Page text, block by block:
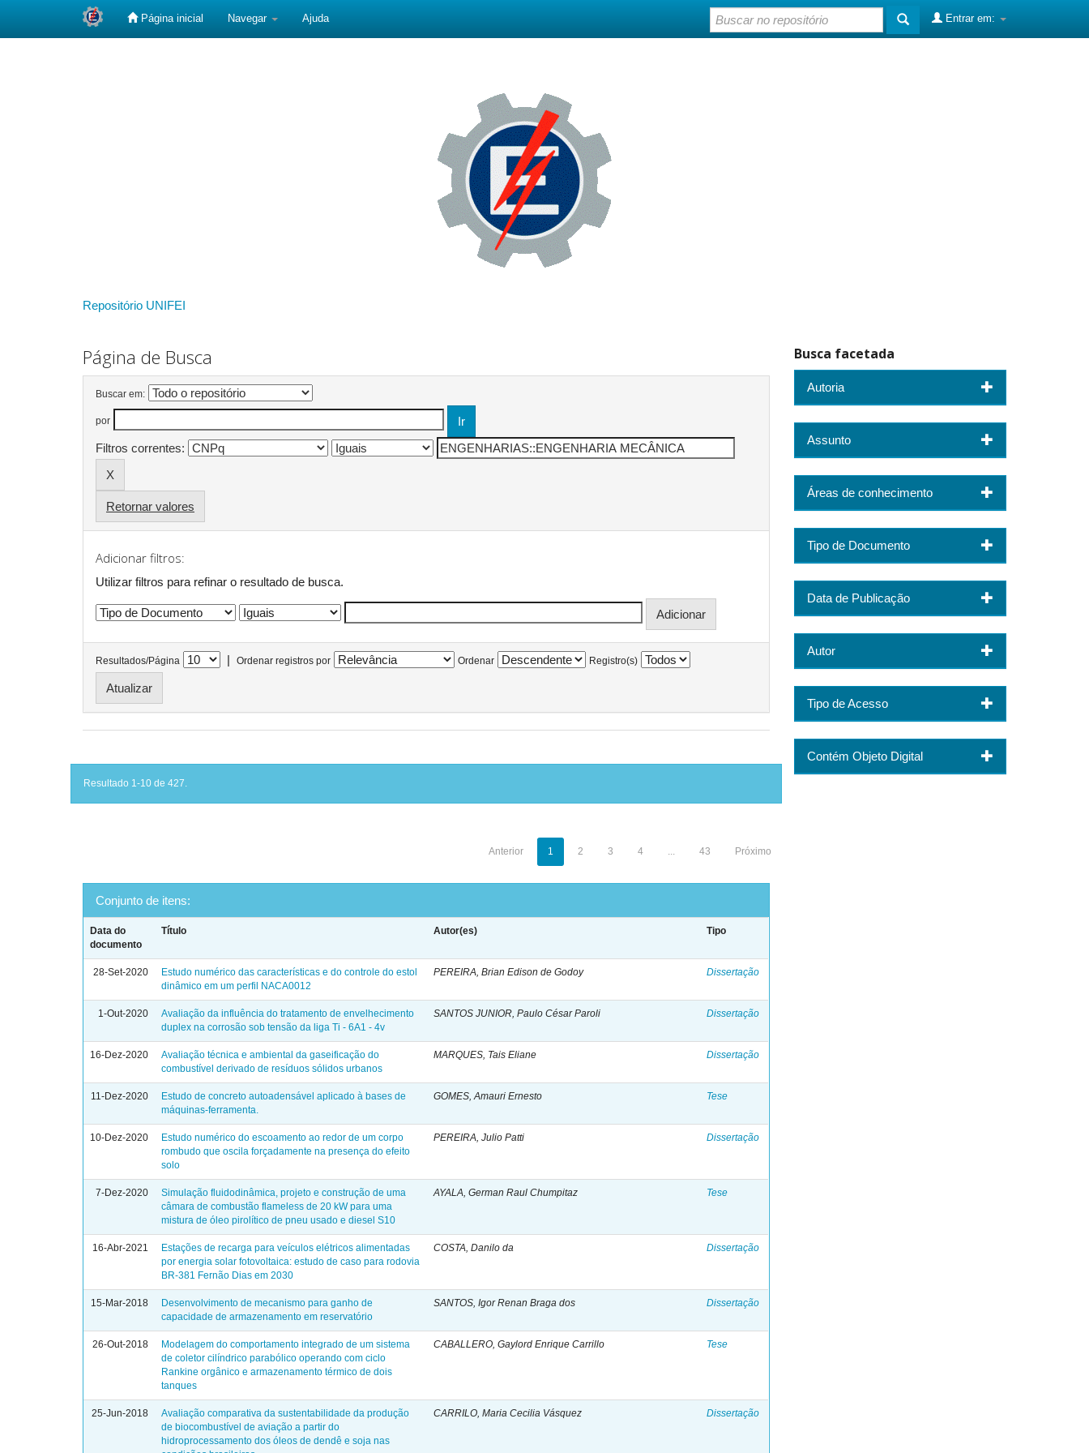
Página inicial Navegar Ajuda Entrar em:
Repositório UNIFEI
Página de Busca
Buscar em:
por
Filtros correntes:
Retornar valores
Adicionar filtros:
Utilizar filtros para refinar o resultado de busca.
Resultados/Página | Ordenar registros por Ordenar Registro(s)
Resultado 1-10 de 427.
Anterior 1 2 3 4 ... 43 Próximo
Conjunto de itens:
Data do
documento
Título Autor(es) Tipo
28-Set-2020
Estudo numérico das características e do controle do estol
dinâmico em um perfil NACA0012
PEREIRA, Brian Edison de Godoy Dissertação
1-Out-2020
Avaliação da influência do tratamento de envelhecimento
duplex na corrosão sob tensão da liga Ti - 6A1 - 4v
SANTOS JUNIOR, Paulo César Paroli Dissertação
16-Dez-2020
Avaliação técnica e ambiental da gaseificação do
combustível derivado de resíduos sólidos urbanos
MARQUES, Tais Eliane Dissertação
11-Dez-2020
Estudo de concreto autoadensável aplicado à bases de
máquinas-ferramenta.
GOMES, Amauri Ernesto Tese
10-Dez-2020
Estudo numérico do escoamento ao redor de um corpo
rombudo que oscila forçadamente na presença do efeito
solo
PEREIRA, Julio Patti Dissertação
7-Dez-2020
Simulação fluidodinâmica, projeto e construção de uma
câmara de combustão flameless de 20 kW para uma
mistura de óleo pirolítico de pneu usado e diesel S10
AYALA, German Raul Chumpitaz Tese
16-Abr-2021
Estações de recarga para veículos elétricos alimentadas
por energia solar fotovoltaica: estudo de caso para rodovia
BR-381 Fernão Dias em 2030
COSTA, Danilo da Dissertação
15-Mar-2018
Desenvolvimento de mecanismo para ganho de
capacidade de armazenamento em reservatório
SANTOS, Igor Renan Braga dos Dissertação
26-Out-2018
Modelagem do comportamento integrado de um sistema
de coletor cilíndrico parabólico operando com ciclo
Rankine orgânico e armazenamento térmico de dois
tanques
CABALLERO, Gaylord Enrique Carrillo Tese
25-Jun-2018
Avaliação comparativa da sustentabilidade da produção
de biocombustível de aviação a partir do
hidroprocessamento dos óleos de dendê e soja nas
CARRILO, Maria Cecilia Vásquez Dissertação
Busca facetada
Autoria
Assunto
Áreas de conhecimento
Tipo de Documento
Data de Publicação
Autor
Tipo de Acesso
Contém Objeto Digital